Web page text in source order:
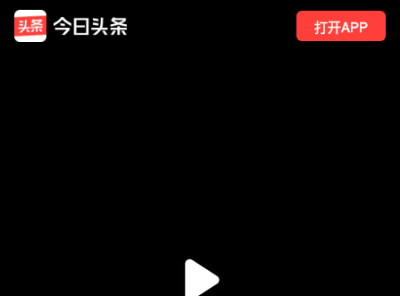
打开APP